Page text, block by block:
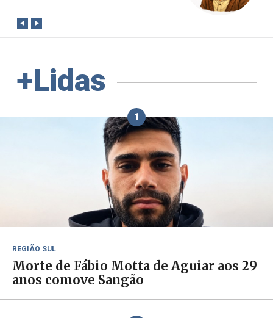
+Lidas
1
REGIÃO SUL
Morte de Fábio Motta de Aguiar aos 29
anos comove Sangão